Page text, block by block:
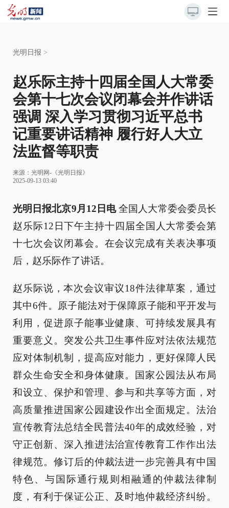
光明日报 >
赵乐际主持十四届全国人大常委
会第十七次会议闭幕会并作讲话
强调 深入学习贯彻习近平总书
记重要讲话精神 履行好人大立
法监督等职责
来源： 光明网-《光明日报》
2025-09-13 03:40
光明日报北京9月12日电全国人大常委会委员长
赵乐际12日下午主持十四届全国人大常委会第
十七次会议闭幕会。在会议完成有关表决事项
后，赵乐际作了讲话。
赵乐际说，本次会议审议18件法律草案，通过
其中6件。原子能法对于保障原子能和平开发与
利用，促进原子能事业健康、可持续发展具有
重要意义。突发公共卫生事件应对法依法规范
应对体制机制，提高应对能力，更好保障人民
群众生命安全和身体健康。国家公园法从布局
和设立、保护和管理、参与和共享等方面，对
高质量推进国家公园建设作出全面规定。法治
宣传教育法总结全民普法40年的成效经验，对
守正创新、深入推进法治宣传教育工作作出法
律规范。修订后的仲裁法进一步完善具有中国
特色、与国际通行规则相融通的仲裁法律制
度，有利于保证公正、及时地仲裁经济纠纷。